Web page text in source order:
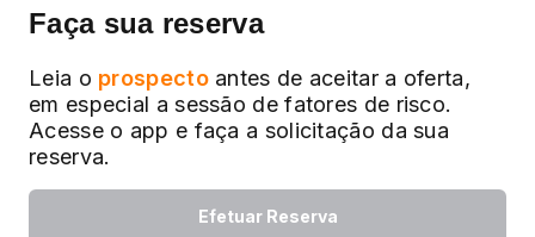
Faça sua reserva
Leia o prospecto antes de aceitar a oferta,
em especial a sessão de fatores de risco.
Acesse o app e faça a solicitação da sua
reserva.
Efetuar Reserva